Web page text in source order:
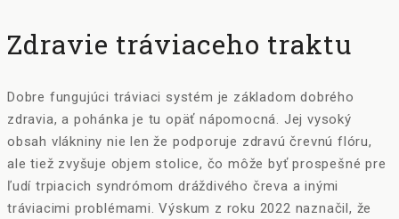
Zdravie tráviaceho traktu
Dobre fungujúci tráviaci systém je základom dobrého
zdravia, a pohánka je tu opäť nápomocná. Jej vysoký
obsah vlákniny nie len že podporuje zdravú črevnú flóru,
ale tiež zvyšuje objem stolice, čo môže byť prospešné pre
ľudí trpiacich syndrómom dráždivého čreva a inými
tráviacimi problémami. Výskum z roku 2022 naznačil, že